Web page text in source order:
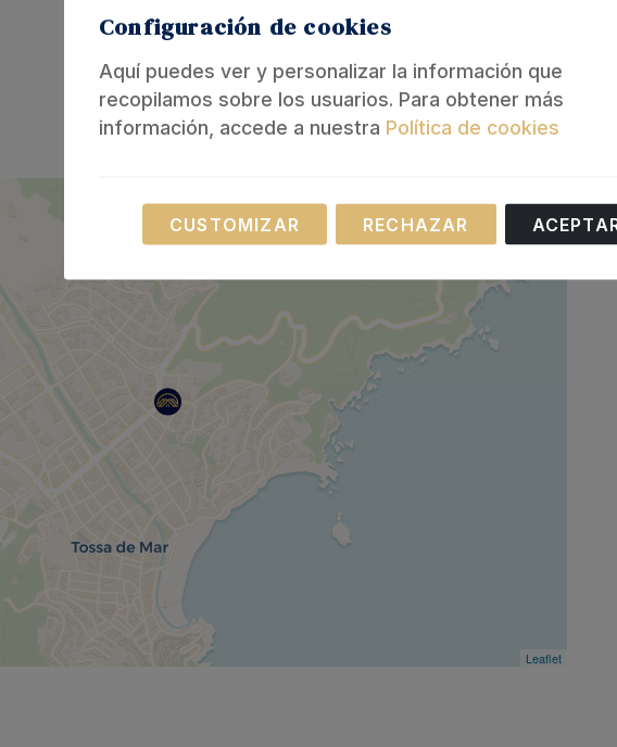
Leaflet
Configuración de cookies
Aquí puedes ver y personalizar la información que
recopilamos sobre los usuarios. Para obtener más
información, accede a nuestra Política de cookies
Necesarias
Estas cookies son necesarias para el funcionamiento de
CUSTOMIZAR RECHAZAR